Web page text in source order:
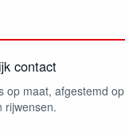
contact
op maat, afgestemd op
rijwensen.